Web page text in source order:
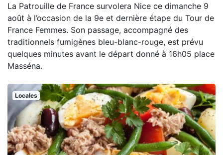
La Patrouille de France survolera Nice ce dimanche 9
août à l’occasion de la 9e et dernière étape du Tour de
France Femmes. Son passage, accompagné des
traditionnels fumigènes bleu-blanc-rouge, est prévu
quelques minutes avant le départ donné à 16h05 place
Masséna.
Locales